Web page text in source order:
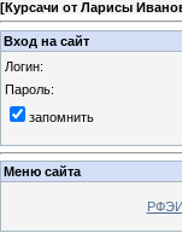
[Курсачи от Ларисы
Вход на сайт
Логин:
Пароль:
запомнить
Меню сайта